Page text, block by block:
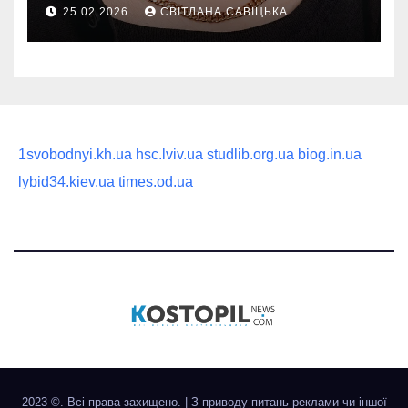
статусного украшения
25.02.2026 СВІТЛАНА САВІЦЬКА
1svobodnyi.kh.ua hsc.lviv.ua studlib.org.ua biog.in.ua
lybid34.kiev.ua times.od.ua
2023 ©. Всі права захищено. З приводу питань реклами чи іншої